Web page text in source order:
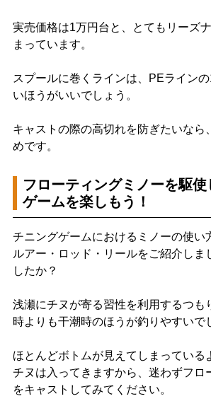
実売価格は1万円台と、とてもリーズ
まっています。
スプールに巻くラインは、PEライン
いほうがいいでしょう。
キャストの際の高切れを防ぎたいなら
めです。
フローティングミノーを駆
ゲームを楽しもう！
チニングゲームにおけるミノーの使い
ルアー・ロッド・リールをご紹介しま
したか？
浅瀬にチヌが寄る習性を利用するつも
時よりも干潮時のほうが釣りやすいで
ほとんどボトムが見えてしまっている
チヌは入ってきますから、迷わずフロ
をキャストしてみてください。